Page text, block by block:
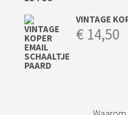
VINTAGE
€ 14,50